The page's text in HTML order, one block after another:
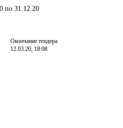
по 31.12.20
Окончание тендера
12.03.20, 18:08